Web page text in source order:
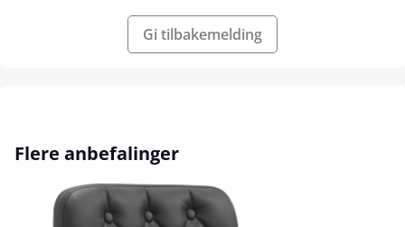
Gi tilbakemelding
Hopp over produktgalleri
Flere anbefalinger